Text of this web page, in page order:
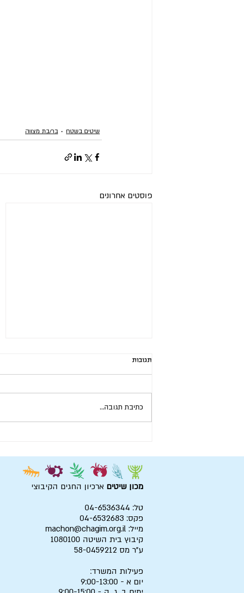
שיטים בשטח
בר/בת מצווה
פוסטים אחרונים
תגובות
כתיבת תגובה...
מכון שיטים ארכיון החגים הקיבוצי
טל: 04-6536344
פקס: 04-6532683
מייל: machon@chagim.org.il
קיבוץ בית השיטה 1080100
ע"ר מס 58-0459212
פעילות המשרד:
יום א - 9:00-13:00